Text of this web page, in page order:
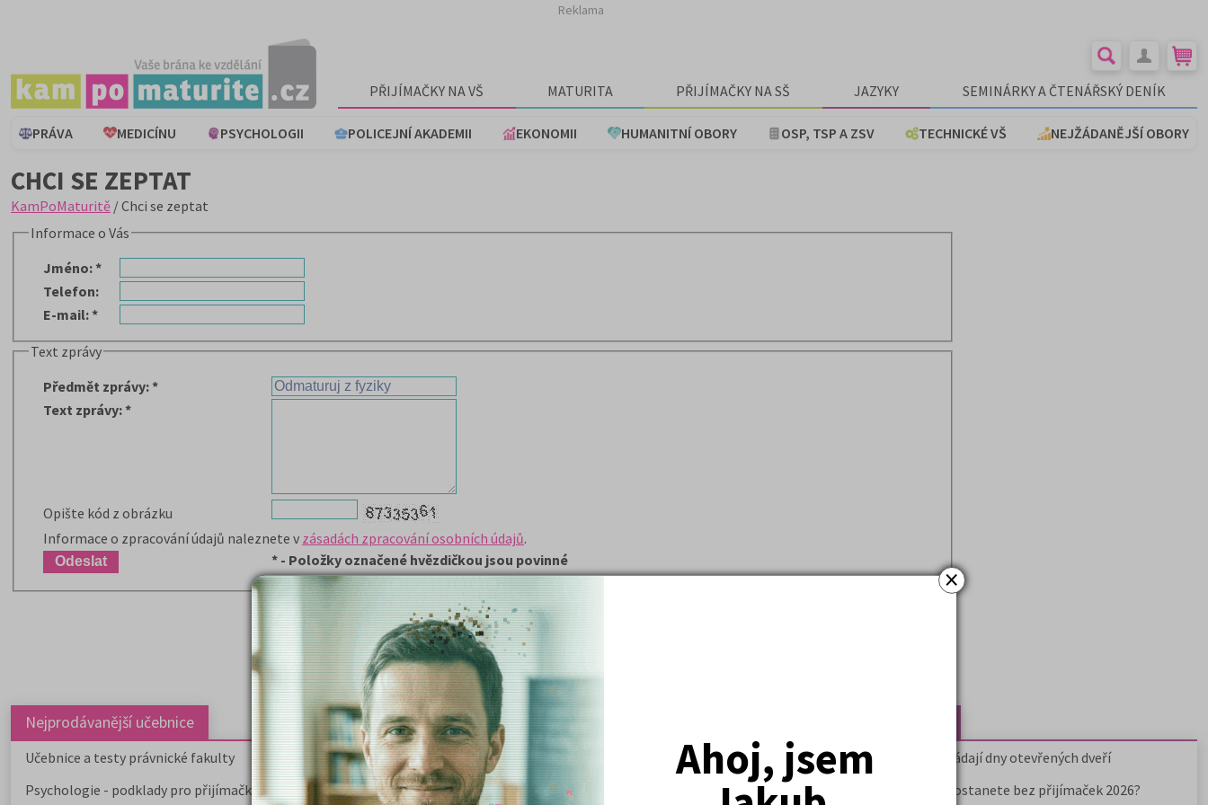
×
Ahoj, jsem
Reklama
PŘIJÍMAČKY NA VŠ MATURITA PŘIJÍMAČKY NA SŠ JAZYKY SEMINÁRKY A ČTENÁŘSKÝ DENÍK
PRÁVA MEDICÍNU PSYCHOLOGII POLICEJNÍ AKADEMII EKONOMII HUMANITNÍ OBORY OSP, TSP A ZSV TECHNICKÉ VŠ NEJŽÁDANĚJŠÍ OBORY
CHCI SE ZEPTAT
KamPoMaturitě / Chci se zeptat
Informace o Vás
Jméno:*
Telefon:
E-mail:*
Text zprávy
Předmět zprávy:*
Text zprávy:*
Opište kód z obrázku
Informace o zpracování údajů naleznete v zásadách zpracování osobních údajů.
* - Položky označené hvězdičkou jsou povinné
Nejprodávanější učebnice
Učebnice a testy právnické fakulty
Psychologie - podklady pro přijímačky
Nejžádanější kurzy
Právnické fakulty
Psychologie
Kdy vysoké školy pořádají dny otevřených dveří
Na které fakulty se dostanete bez přijímaček 2026?